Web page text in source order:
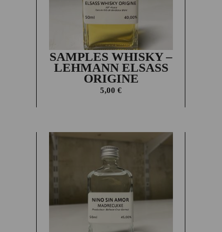
SAMPLES WHISKY –
LEHMANN ELSASS
ORIGINE
5,00€